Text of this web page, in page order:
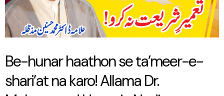
Be-hunar haathon se ta’meer-e-
shari’at na karo! Allama Dr.
e-
shari’at
karo!
Allama